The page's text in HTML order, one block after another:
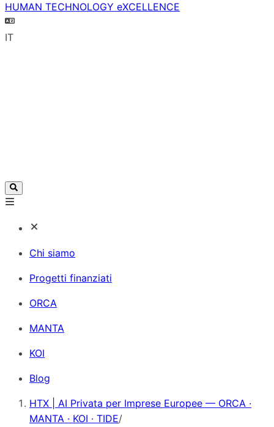
HUMAN TECHNOLOGY eXCELLENCE
IT
Chi siamo
Progetti finanziati
ORCA
MANTA
KOI
Blog
HTX | AI Privata per Imprese Europee — ORCA ·
MANTA · KOI · TIDE/